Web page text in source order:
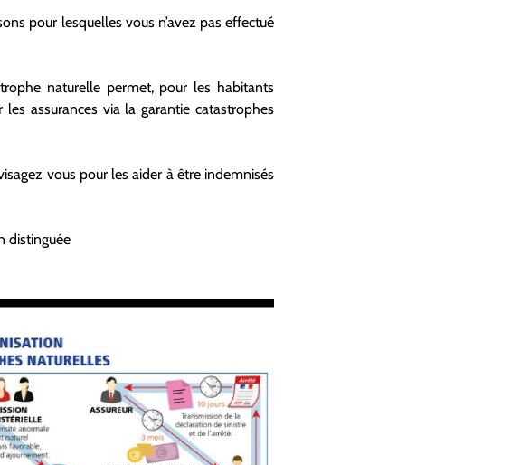
pour lesquelles vous n’avez pas effectué
naturelle permet, pour les habitants
assurances via la garantie catastrophes
vous pour les aider à être indemnisés
distinguée